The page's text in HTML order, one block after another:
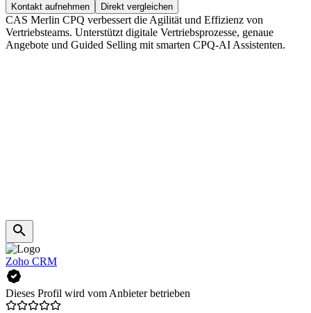
Kontakt aufnehmen Direkt vergleichen
CAS Merlin CPQ verbessert die Agilität und Effizienz von
Vertriebsteams. Unterstützt digitale Vertriebsprozesse, genaue
Angebote und Guided Selling mit smarten CPQ-AI Assistenten.
Zoho CRM
Dieses Profil wird vom Anbieter betrieben